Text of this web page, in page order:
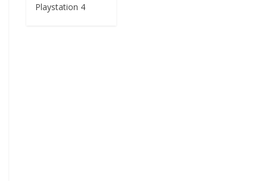
Playstation 4